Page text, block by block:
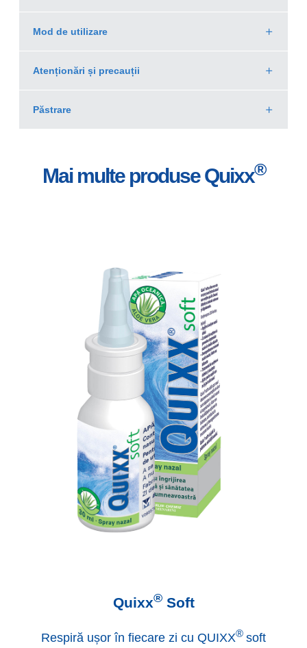
Mod de utilizare
Atenționări și precauții
Păstrare
Mai multe produse Quixx®
Quixx®Soft
Respiră ușor în fiecare zi cu QUIXX® soft